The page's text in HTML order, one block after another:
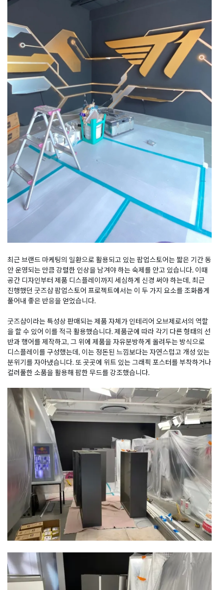
최근 브랜드 마케팅의 일환으로 활용되고 있는 팝업스토어는 짧은 기간 동
안 운영되는 만큼 강렬한 인상을 남겨야 하는 숙제를 안고 있습니다. 이때
공간 디자인부터 제품 디스플레이까지 세심하게 신경 써야 하는데, 최근
진행했던 굿즈샵 팝업스토어 프로젝트에서는 이 두 가지 요소를 조화롭게
풀어내 좋은 반응을 얻었습니다.
굿즈샵이라는 특성상 판매되는 제품 자체가 인테리어 오브제로서의 역할
을 할 수 있어 이를 적극 활용했습니다. 제품군에 따라 각기 다른 형태의 선
반과 행어를 제작하고, 그 위에 제품을 자유분방하게 올려두는 방식으로
디스플레이를 구성했는데, 이는 정돈된 느낌보다는 자연스럽고 개성 있는
분위기를 자아냈습니다. 또 곳곳에 위트 있는 그래픽 포스터를 부착하거나
컬러풀한 소품을 활용해 팝한 무드를 강조했습니다.